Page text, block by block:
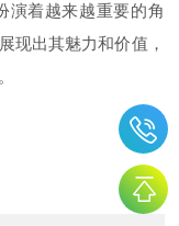
演着越来越重要的角
现出其魅力和价值，